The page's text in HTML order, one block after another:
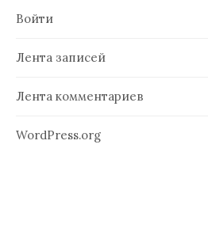
Войти
Лента записей
Лента комментариев
WordPress.org